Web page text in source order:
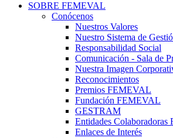
SOBRE FEMEVAL
Conócenos
Nuestros Valores
Nuestro Sistema de
Responsabilidad Social
Comunicación - Sala de
Nuestra Imagen
Reconocimientos
Premios FEMEVAL
Fundación FEMEVAL
GESTRAM
Entidades
Enlaces de Interés